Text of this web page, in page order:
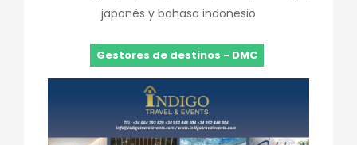
japonés y bahasa indonesio
Gestores de destinos - DMC